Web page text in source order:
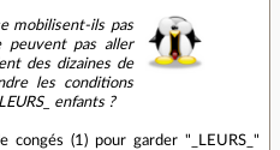
mobilisent-ils pas
peuvent pas aller
des dizaines de
les conditions
enfants ?
congés (1) pour garder "_LEURS_"